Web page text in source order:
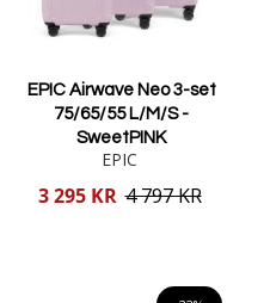
EPIC Airwave Neo 3-set
75/65/55 L/M/S -
SweetPINK
EPIC
Reducerat
3 295 KR 4 797 KR